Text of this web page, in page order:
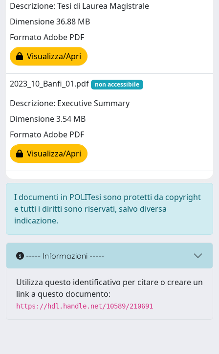
Descrizione: Tesi di Laurea Magistrale
Dimensione 36.88 MB
Formato Adobe PDF
Visualizza/Apri
2023_10_Banfi_01.pdf non accessibile
Descrizione: Executive Summary
Dimensione 3.54 MB
Formato Adobe PDF
Visualizza/Apri
I documenti in POLITesi sono protetti da copyright
e tutti i diritti sono riservati, salvo diversa
indicazione.
----- Informazioni -----
Utilizza questo identificativo per citare o creare un
link a questo documento:
https://hdl.handle.net/10589/210691